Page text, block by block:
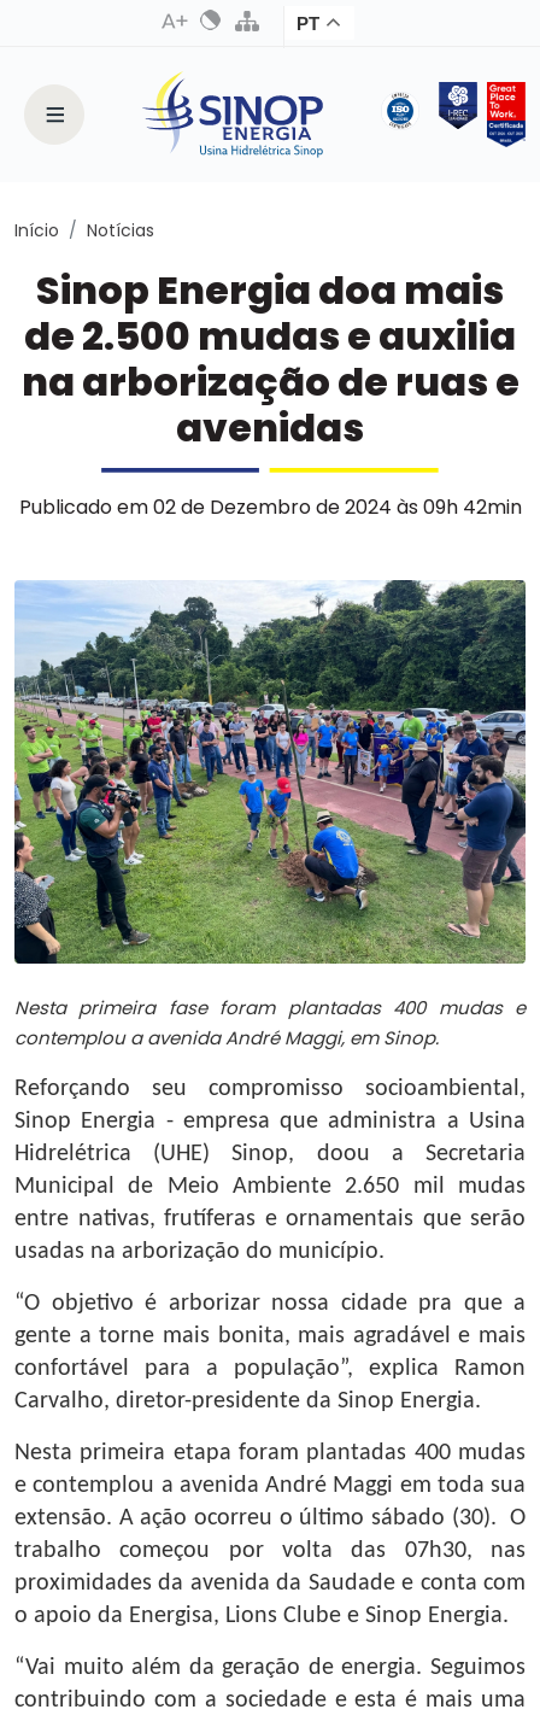
PT
Início Notícias
Sinop Energia doa mais
de 2.500 mudas e auxilia
na arborização de ruas e
avenidas
Publicado em 02 de Dezembro de 2024 às 09h 42min
Nesta primeira fase foram plantadas 400 mudas e
contemplou a avenida André Maggi, em Sinop.
Reforçando seu compromisso socioambiental,
Sinop Energia - empresa que administra a Usina
Hidrelétrica (UHE) Sinop, doou a Secretaria
Municipal de Meio Ambiente 2.650 mil mudas
entre nativas, frutíferas e ornamentais que serão
usadas na arborização do município.
“O objetivo é arborizar nossa cidade pra que a
gente a torne mais bonita, mais agradável e mais
confortável para a população”, explica Ramon
Carvalho, diretor-presidente da Sinop Energia.
Nesta primeira etapa foram plantadas 400 mudas
e contemplou a avenida André Maggi em toda sua
extensão. A ação ocorreu o último sábado (30). O
trabalho começou por volta das 07h30, nas
proximidades da avenida da Saudade e conta com
o apoio da Energisa, Lions Clube e Sinop Energia.
“Vai muito além da geração de energia. Seguimos
contribuindo com a sociedade e esta é mais uma